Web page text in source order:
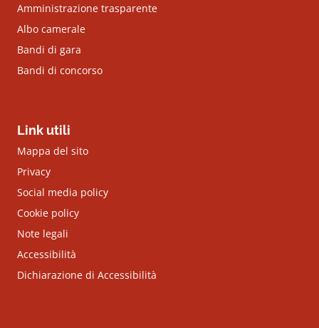
Amministrazione trasparente
Albo camerale
Bandi di gara
Bandi di concorso
Link utili
Mappa del sito
Privacy
Social media policy
Cookie policy
Note legali
Accessibilità
Dichiarazione di Accessibilità